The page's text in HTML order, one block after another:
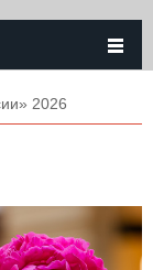
2026